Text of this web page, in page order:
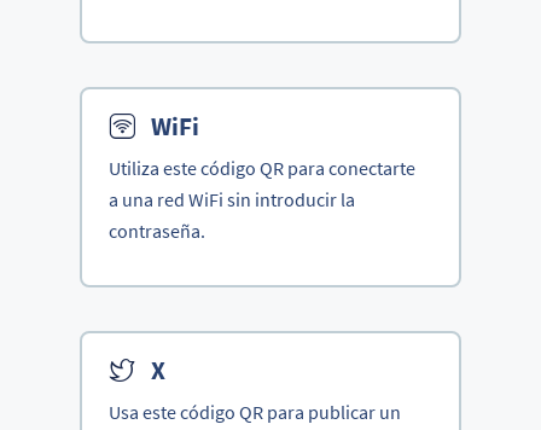
WiFi
Utiliza este código QR para conectarte
a una red WiFi sin introducir la
contraseña.
X
Usa este código QR para publicar un